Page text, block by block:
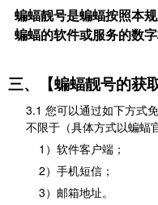
蝙蝠靓号是蝙蝠按照本
蝙蝠的软件或服务的数
三、【蝙蝠靓号的获取
3.1 您可以通过如下方式
不限于（具体方式以蝙蝠
1）软件客户端；
2）手机短信；
3）邮箱地址。